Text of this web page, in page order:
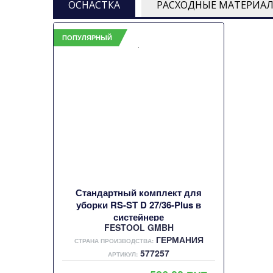
ОСНАСТКА РАСХОДНЫЕ
ПОПУЛЯРНЫЙ
Стандартный комплект для
уборки RS-ST D 27/36-Plus в
систейнере
FESTOOL GMBH
СТРАНА ПРОИЗВОДСТВА:ГЕРМАНИЯ
АРТИКУЛ: 577257